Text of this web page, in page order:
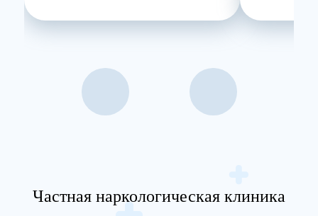
Частная наркологическая клиника